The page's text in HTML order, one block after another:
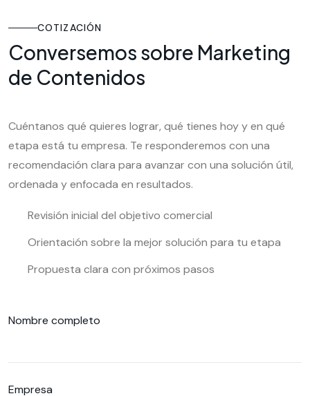
COTIZACIÓN
Conversemos sobre Marketing
de Contenidos
Cuéntanos qué quieres lograr, qué tienes hoy y en qué
etapa está tu empresa. Te responderemos con una
recomendación clara para avanzar con una solución útil,
ordenada y enfocada en resultados.
Revisión inicial del objetivo comercial
Orientación sobre la mejor solución para tu etapa
Propuesta clara con próximos pasos
Nombre completo
Empresa